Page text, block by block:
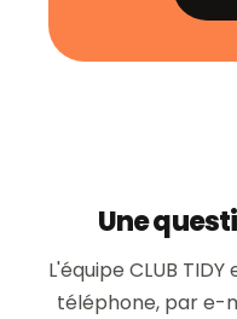
Une
L'équipe CLUB
téléphone, par e-